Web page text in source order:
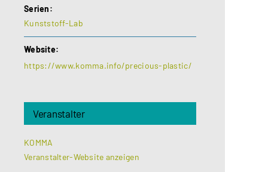
Serien:
Kunststoff-Lab
Website:
https://www.komma.info/precious-plastic/
Veranstalter
KOMMA
Veranstalter-Website anzeigen